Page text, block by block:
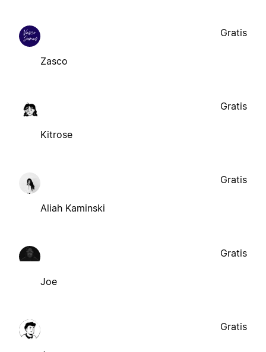
Zasco
Gratis
Kitrose
Gratis
Aliah Kaminski
Gratis
Joe
Gratis
Gratis